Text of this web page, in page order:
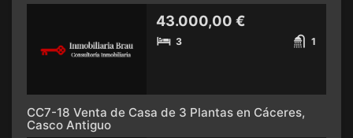
43.000,00 €
3 1
CC7-18 Venta de Casa de 3 Plantas en Cáceres,
Casco Antiguo